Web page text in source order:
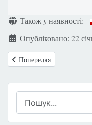
ДеталіТакож у наявності:
Опубліковано: 22
Попередня стаття:
Попередня